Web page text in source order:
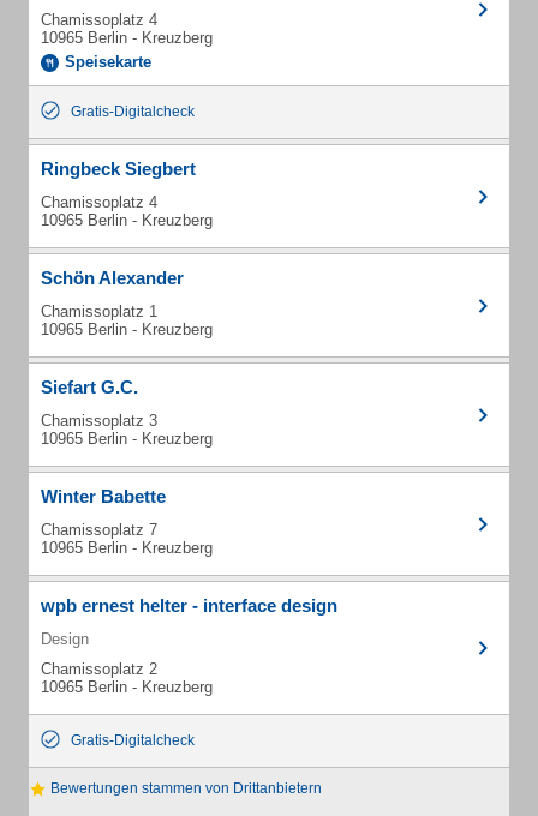
Chamissoplatz 4
10965 Berlin - Kreuzberg
Speisekarte
Gratis-Digitalcheck
Ringbeck Siegbert
Chamissoplatz 4
10965 Berlin - Kreuzberg
Schön Alexander
Chamissoplatz 1
10965 Berlin - Kreuzberg
Siefart G.C.
Chamissoplatz 3
10965 Berlin - Kreuzberg
Winter Babette
Chamissoplatz 7
10965 Berlin - Kreuzberg
wpb ernest helter - interface design
Design
Chamissoplatz 2
10965 Berlin - Kreuzberg
Gratis-Digitalcheck
Bewertungen stammen von Drittanbietern